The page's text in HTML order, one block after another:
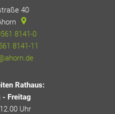
40
8141-0
8141-11
Rathaus:
- Freitag
Uhr